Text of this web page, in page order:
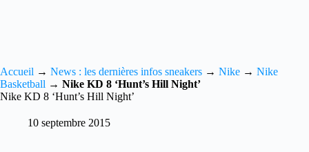
Accueil → News : les dernières infos sneakers → Nike → Nike
Basketball → Nike KD 8 ‘Hunt’s Hill Night’
Nike KD 8 ‘Hunt’s Hill Night’
10 septembre 2015